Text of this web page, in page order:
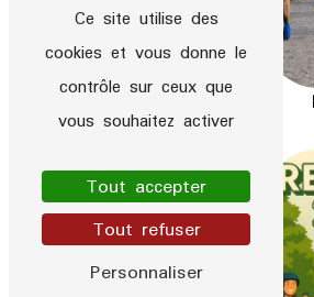
Stage de poney
Ce site utilise des
cookies et vous donne le
contrôle sur ceux que
vous souhaitez activer
Tout accepter
Tout refuser
Personnaliser